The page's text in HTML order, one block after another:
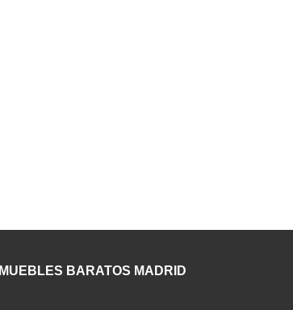
MUEBLES BARATOS MADRID